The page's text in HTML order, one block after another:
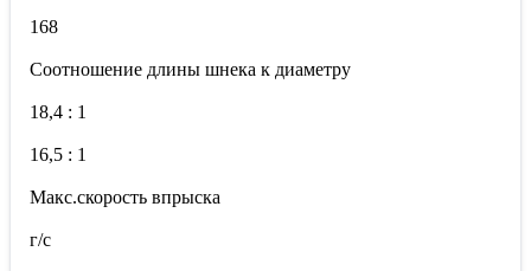
168
Соотношение длины шнека к диаметру
18,4 : 1
16,5 : 1
Макс.скорость впрыска
г/с